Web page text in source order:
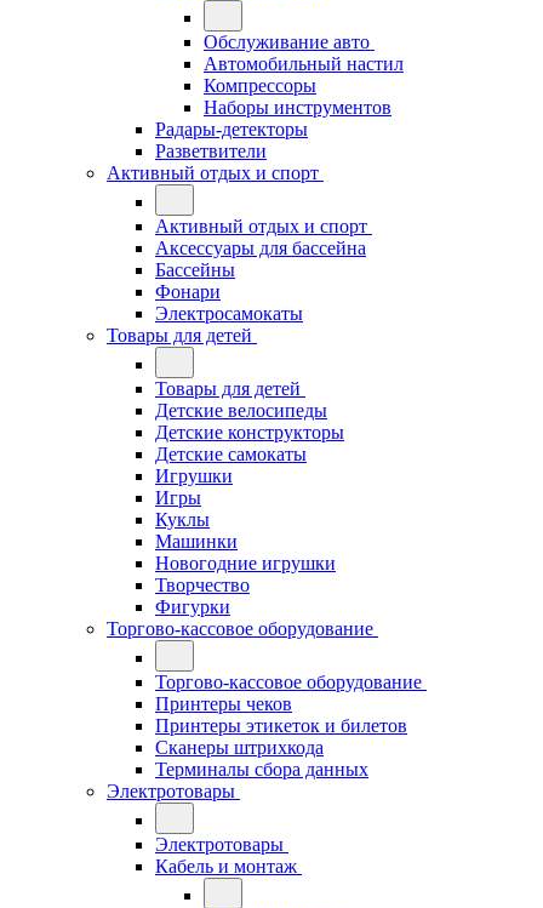
Обслуживание авто
Автомобильный настил
Компрессоры
Наборы инструментов
Радары-детекторы
Разветвители
Активный отдых и спорт
Активный отдых и спорт
Аксессуары для бассейна
Бассейны
Фонари
Электросамокаты
Товары для детей
Товары для детей
Детские велосипеды
Детские конструкторы
Детские самокаты
Игрушки
Игры
Куклы
Машинки
Новогодние игрушки
Творчество
Фигурки
Торгово-кассовое оборудование
Торгово-кассовое оборудование
Принтеры чеков
Принтеры этикеток и билетов
Сканеры штрихкода
Терминалы сбора данных
Электротовары
Электротовары
Кабель и монтаж